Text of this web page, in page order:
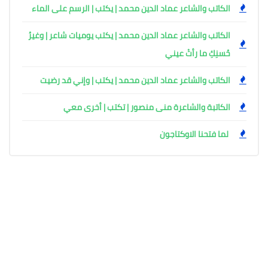
الكاتب والشاعر عماد الدين محمد | يكتب | الرسم على الماء
الكاتب والشاعر عماد الدين محمد | يكتب يوميات شاعر | وغيرُ
حُسنِكِ ما رأتْ عيني
الكاتب والشاعر عماد الدين محمد | يكتب | وإني قد رضيت
الكاتبة والشاعرة منى منصور | تكتب | أخرى معي
لما فتحنا الاوكتاجون